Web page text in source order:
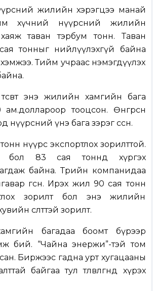
жилийн хэрэгцээ манай
хүчний нүүрсний жилийн
таван тэрбум тонн. Таван
тонныг нийлүүлэхгүй байна
Тийм учраас нэмэгдүүлэх
энэ жилийн хамгийн бага
тооцсон. Өнгөрсөн
нүүрсний үнэ бага зэрэг өссөн.
нүүрс экспортлох зорилттой.
бол 83 сая тоннд хүргэх
байна. Төрийн компанидаа
өгсөн. Ирэх жил 90 сая тонн
зорилт бол энэ жилийн
өсөлттэй зорилт.
багадаа боомт бүрээр
бий. “Чайна энержи”-тэй том
Биржээс гадна урт хугацааны
байгаа тул төлөвлөгөөндөө хүрэх